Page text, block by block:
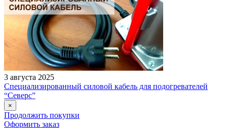
3 августа 2025
Специализированный силовой кабель для подогревателей
“Северс”
×
Продолжить покупки
Оформить заказ